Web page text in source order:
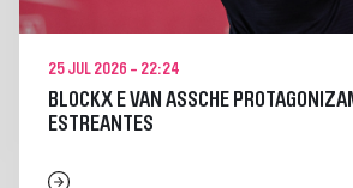
25 JUL 2026 - 22:24
BLOCKX E VAN ASSCHE
ESTREANTES